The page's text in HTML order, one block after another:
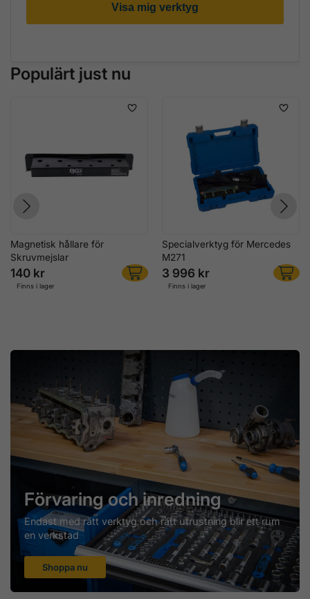
Visa mig verktyg
Populärt just nu
Magnetisk hållare för
Skruvmejslar
140 kr
Finns i lager
Specialverktyg för Mercedes
M271
3 996 kr
Finns i lager
Förvaring och inredning
Endast med rätt verktyg och rätt utrustning blir ett rum
en verkstad
Shoppa nu